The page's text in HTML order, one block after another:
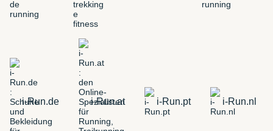
i-Run.de i-Run.at i-Run.pt i-Run.nl